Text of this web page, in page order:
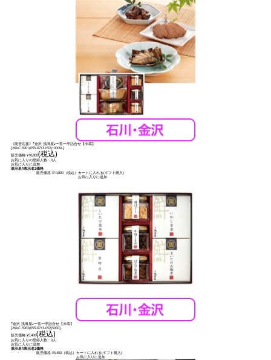
《能登応援》｢金沢 浅田屋｣一客一亭詰合せ【冷蔵】
[26AC-5901(055-6713-052)10000L]
販売価格:¥10,800(税込)
お気に入りの登録人数：0人
お気に入りに追加
表示名1表示名2価格
販売価格:¥10,800（税込） カートに入れる(ギフト購入)
お気に入りに追加
｢金沢 浅田屋｣一客一亭詰合せ【冷蔵】
[26AC-5902(055-6713-052)5000]
販売価格:¥5,400(税込)
お気に入りの登録人数：0人
お気に入りに追加
表示名1表示名2価格
販売価格:¥5,400（税込） カートに入れる(ギフト購入)
お気に入りに追加